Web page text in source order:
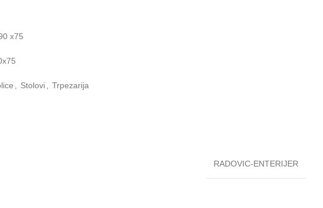
x75
Stolovi Trpezarija
RADOVIC-ENTERIJER